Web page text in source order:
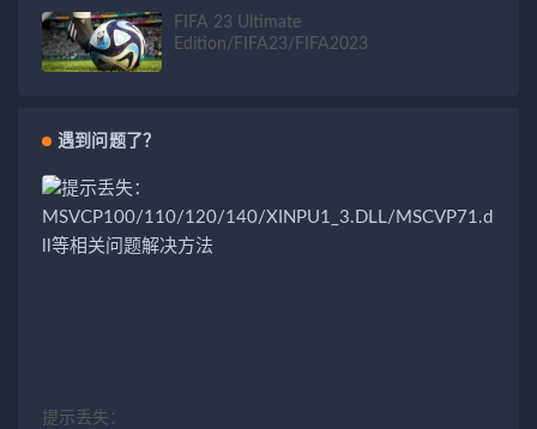
FIFA 23 Ultimate
Edition/FIFA23/FIFA2023
遇到问题了？
提示丢失：